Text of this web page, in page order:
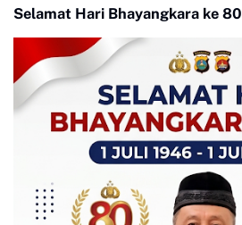
Selamat Hari Bhayangkara ke 80